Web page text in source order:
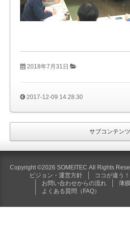
2018年7月31日
2017-12-09 14.28.30
サブコンテンツ
Copyright ©2026 SOMEITEC All Rights
ビジョン・運営方針
ココが違う
お問い合わせからの流れ
薄
よくある質問（FAQ）